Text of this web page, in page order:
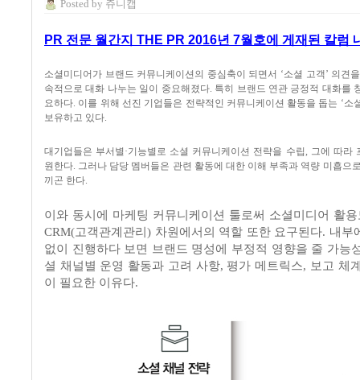
Posted by 쥬니캡
PR 전문 월간지 THE PR 2016년 7월호에 게재된 칼럼
소셜미디어가 브랜드 커뮤니케이션의 중심축이 되면서 ‘소셜 고객 ’ 의견
속적으로 대화 나누는 일이 중요해졌다. 특히 브랜드 연관 긍정적 대화를
요하다. 이를 위해 선진 기업들은 전략적인 커뮤니케이션 활동을 돕는 ‘소
보유하고 있다.
대기업들은 부서별 ·기능별로 소셜 커뮤니케이션 전략을 수립, 그에 따라
원한다. 그러나 담당 멤버들은 관련 활동에 대한 이해 부족과 역량 미흡으
끼곤 한다.
이와 동시에 마케팅 커뮤니케이션 툴로써 소셜미디어 활
CRM(고객관계관리 ) 차원에서의 역할 또한 요구된다. 내부
없이 진행하다 보면 브랜드 명성에 부정적 영향을 줄 가능
셜 채널별 운영 활동과 고려 사항, 평가 메트릭스, 보고 체
이 필요한 이유다.